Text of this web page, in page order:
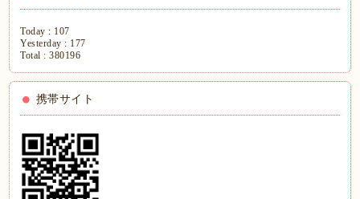
Today : 107
Yesterday : 177
Total :380196
携帯サイト